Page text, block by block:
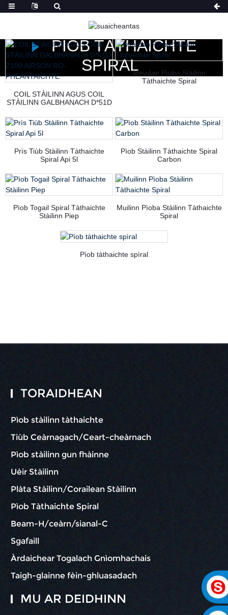
DACHAIGH
TORAIDHEAN
PÌOB TÀTHAICHTE
SPIRAL
COIL STÀILINN AGUS COIL
STÀILINN GALBHANACH D*51D
PHEANTAICHTE
Meudan Pìoba Stàilinn
Tàthaichte Spiral
Prìs Tiùb Stàilinn Tàthaichte
Spiral Api 5l
Pìob Stàilinn Tàthaichte Spiral
Carbon
Pìob Togail Spiral Tàthaichte
Stàilinn Piep
Muilinn Pìoba Stàilinn Tàthaichte
Spiral
Pìob tàthaichte spìral
TORAIDHEAN
Pìob stàilinn tàthaichte
Tiùb Ceàrnagach/Ceart-cheàrnach
Pìob stàilinn gun fhàinne
Uèir Stàilinn
Plàta Stàilinn/Corailean Stàilinn
Pìob Tàthaichte Spiral
Beam-H/ceàrn/sianal-C
Sgafaill
Àrdaichear Togalach Gnìomhachais
Taigh-glainne fèin-ghluasadach
MU AR DEIDHINN